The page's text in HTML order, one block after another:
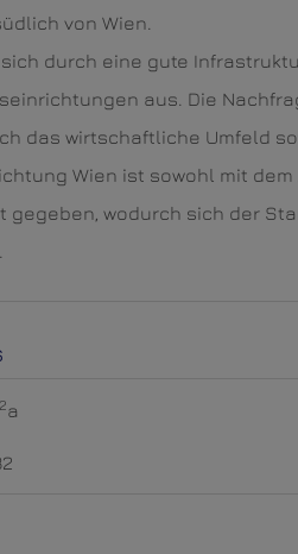
von Wien.
durch eine gute
aus. Die
das wirtschaftliche Umfeld
Wien ist sowohl mit
gegeben, wodurch sich der
2a